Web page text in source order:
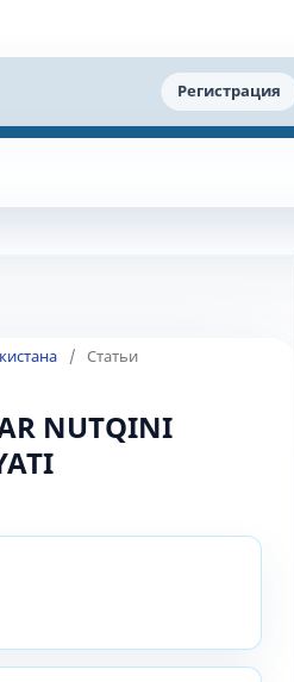
Регистрация
/ Статьи
NUTQINI